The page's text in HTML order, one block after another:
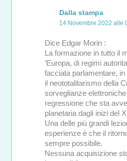
Dalla stampa
14 Novembre 2022 alle
Dice Edgar Morin :
La formazione in tutto il
‘Europa, di regimi
facciata parlamentare,
il neototalitarismo della
sorveglianze
regressione che sta
planetaria dagli inizi del
Una delle più grandi
esperienze è che il
sempre possibile.
Nessuna acquisizione